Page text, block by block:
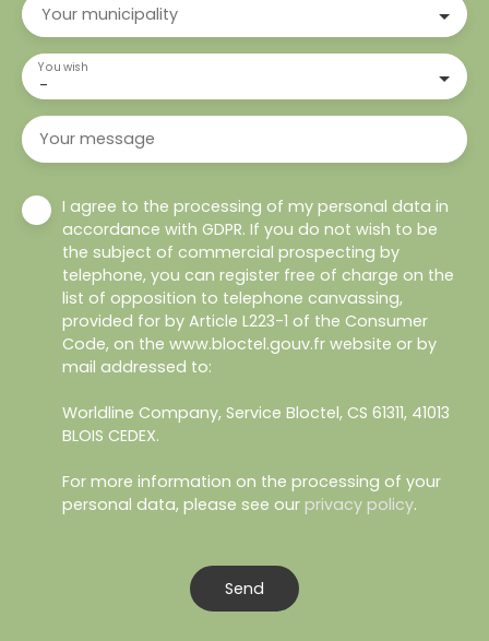
Your municipality
-
You wish
Your message
I agree to the processing of my personal data in
accordance with GDPR. If you do not wish to be
the subject of commercial prospecting by
telephone, you can register free of charge on the
list of opposition to telephone canvassing,
provided for by Article L223-1 of the Consumer
Code, on the www.bloctel.gouv.fr website or by
mail addressed to:
Worldline Company, Service Bloctel, CS 61311, 41013
BLOIS CEDEX.
For more information on the processing of your
personal data, please see our privacy policy.
Send